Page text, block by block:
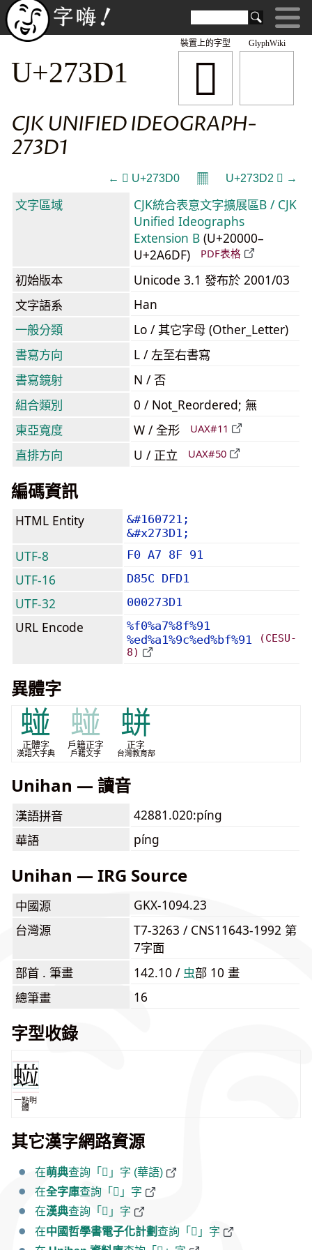
GlyphWiki
𧏑
裝置上的字型
U+273D1
CJK UNIFIED IDEOGRAPH-
273D1
← 𧏐 U+273D0 𝄜 U+273D2 𧏒 →
文字區域
CJK統合表意文字擴展區B / CJK
Unified Ideographs
Extension B (U+20000–
U+2A6DF)
PDF表格
初始版本
Unicode 3.1 發布於 2001/03
文字語系
Han
一般分類
Lo / 其它字母 (Other_Letter)
書寫方向
L / 左至右書寫
書寫鏡射
N / 否
組合類別
0 / Not_Reordered; 無
東亞寬度
W / 全形 UAX#11
直排方向 U / 正立 UAX#50
編碼資訊
HTML Entity
&#160721;
&#x273D1;
UTF-8 F0 A7 8F 91
UTF-16 D85C DFD1
UTF-32 000273D1
URL Encode
%f0%a7%8f%91
%ed%a1%9c%ed%bf%91
(CESU-
8)
異體字
䗒
正體字
漢語大字典
䗒
戶籍正字
戶籍文字
蛢
正字
台灣教育部
Unihan — 讀音
漢語拼音
42881.020:píng
華語
píng
Unihan — IRG Source
中國源
GKX-1094.23
台灣源
T7-3263 / CNS11643-1992 第
7字面
部首 . 筆畫
142.10 / ⾍部 10 畫
總筆畫
16
字型收錄
一點明
體
其它漢字網路資源
在萌典查詢「𧏑」字 (華語)
在全字庫查詢「𧏑」字
在漢典查詢「𧏑」字
在中國哲學書電子化計劃查詢「𧏑」字